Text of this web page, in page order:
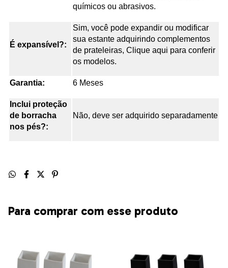
químicos ou abrasivos.
É expansível?:
Sim, você pode expandir ou modificar
sua estante adquirindo complementos
de prateleiras, Clique aqui para conferir
os modelos.
Garantia: 6 Meses
Inclui proteção
de borracha
nos pés?:
Não, deve ser adquirido separadamente
Para comprar com esse produto